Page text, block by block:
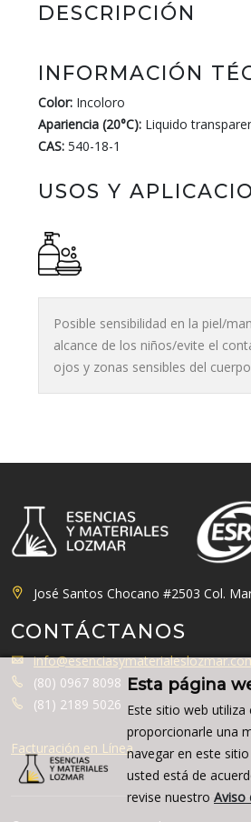
Esta página
Este sitio web utiliza
proporcionarle una
navegar en este
usted está de
revise nuestro Aviso
DESCRIPCIÓN
INFORMACIÓN
Color: Incoloro
Apariencia (20°C): Liquido
CAS: 540-18-1
USOS Y
Posible sensibilidad en la piel/
alcance de los niños/evite el
ojos y zonas sensibles del cuerpo
José Santos Chocano #2503 Col.
CONTÁCTANOS
(80) 0967 8098
(81) 2189 5026
Facturación en Línea